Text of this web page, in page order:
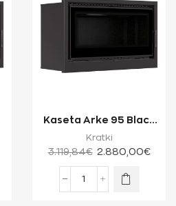
Kaseta Arke 95 Black
14 kW Ενεργειακή
Κασέτα Τζακι...
Kratki
3.119,84€ 2.880,00€